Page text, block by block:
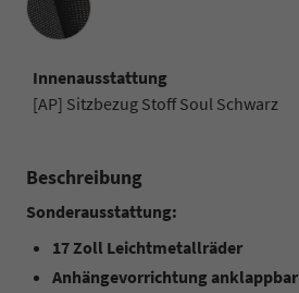
Innenausstattung
[AP] Sitzbezug Stoff Soul Schwarz
Beschreibung
Sonderausstattung:
17 Zoll Leichtmetallräder
Anhängevorrichtung anklappbar